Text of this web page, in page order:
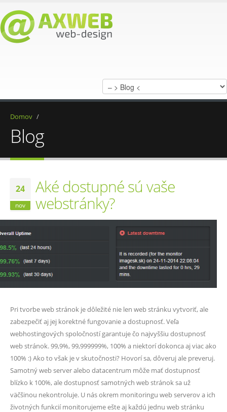
Domov /
Blog
24
nov
Aké dostupné sú vaše
webstránky?
Pri tvorbe web stránok je dôležité nie len web stránku vytvoriť, ale
zabezpečiť aj jej korektné fungovanie a dostupnosť. Veľa
webhostingových spoločností garantuje čo najvyššiu dostupnosť
web stránok. 99,9%, 99,999999%, 100% a niektorí dokonca aj viac ako
100% :) Ako to však je v skutočnosti? Hovorí sa, dôveruj ale preveruj.
Samotný web server alebo datacentrum môže mať dostupnosť
blízko k 100%, ale dostupnosť samotných web stránok sa už
väčšinou nekontroluje. U nás okrem monitoringu web serverov a ich
životných funkcií monitorujeme ešte aj každú jednu web stránku